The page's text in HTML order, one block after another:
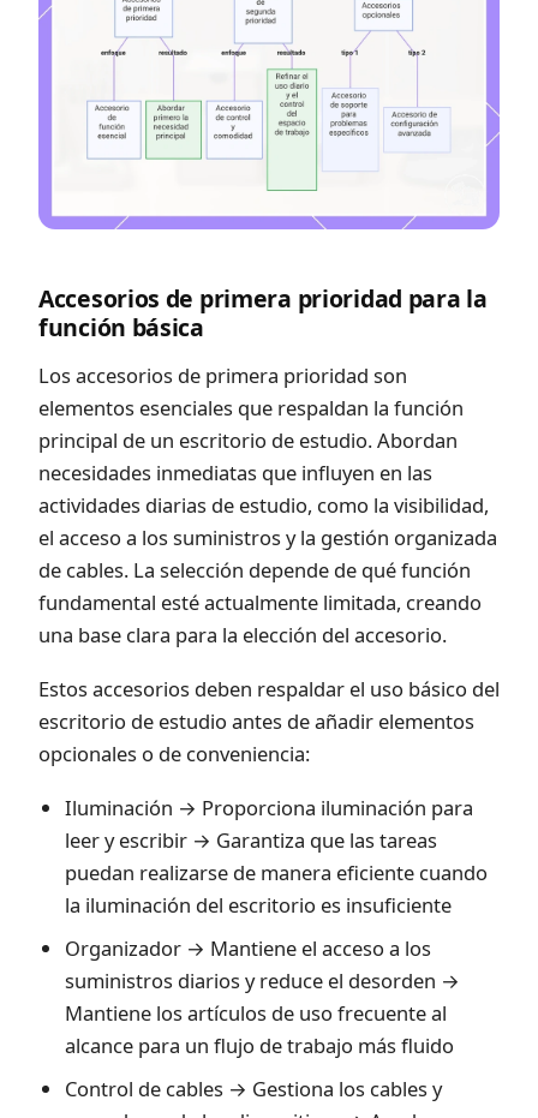
Accesorios de primera prioridad para la
función básica
Los accesorios de primera prioridad son
elementos esenciales que respaldan la función
principal de un escritorio de estudio. Abordan
necesidades inmediatas que influyen en las
actividades diarias de estudio, como la visibilidad,
el acceso a los suministros y la gestión organizada
de cables. La selección depende de qué función
fundamental esté actualmente limitada, creando
una base clara para la elección del accesorio.
Estos accesorios deben respaldar el uso básico del
escritorio de estudio antes de añadir elementos
opcionales o de conveniencia:
Iluminación → Proporciona iluminación para
leer y escribir → Garantiza que las tareas
puedan realizarse de manera eficiente cuando
la iluminación del escritorio es insuficiente
Organizador → Mantiene el acceso a los
suministros diarios y reduce el desorden →
Mantiene los artículos de uso frecuente al
alcance para un flujo de trabajo más fluido
Control de cables → Gestiona los cables y